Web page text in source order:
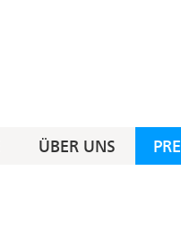
ÜBER UNS